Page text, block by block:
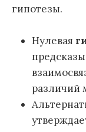
гипотезы.
Нулевая
различий